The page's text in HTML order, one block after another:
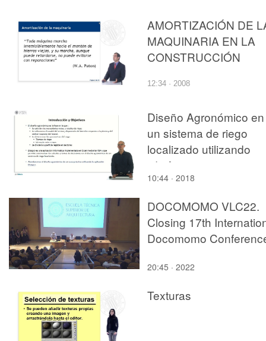
AMORTIZACIÓN DE
MAQUINARIA EN LA
CONSTRUCCIÓN
12:34 · 2008
Diseño Agronómico en
un sistema de riego
localizado utilizando
"disAgro"
10:44 · 2018
DOCOMOMO VLC22.
Closing 17th
Docomomo
20:45 · 2022
Texturas